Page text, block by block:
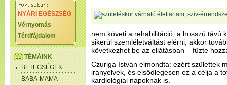
NYÁRI EGÉSZSÉG
Vérnyomás
Térdfájdalom
TÉMÁINK
BETEGSÉGEK
BABA-MAMA
nem követi a rehabilitáció, a hosszú távú
sikerül szemléletváltást elérni, akkor
következhet be az ellátásban – fűzte
Czuriga István elmondta: ezért születtek
irányelvek, és elsődlegesen ez a célja a
kardiológiai napoknak is.